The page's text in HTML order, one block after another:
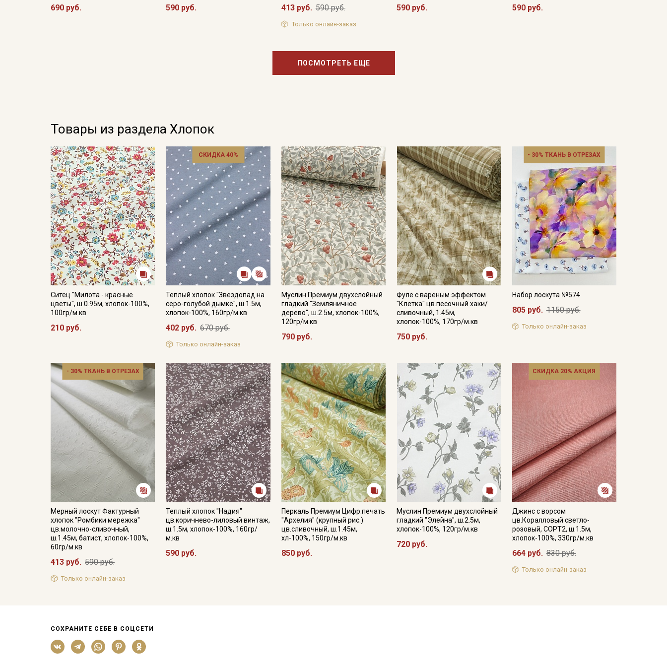
690 руб. 590 руб. 413 руб. 590 руб.
Только онлайн-заказ
590 руб. 590 руб.
ПОСМОТРЕТЬ ЕЩЕ
Товары из раздела Хлопок
Ситец "Милота - красные
цветы", ш.0.95м, хлопок-100%,
100гр/м.кв
210 руб.
СКИДКА 40%
Теплый хлопок "Звездопад на
серо-голубой дымке", ш.1.5м,
хлопок-100%, 160гр/м.кв
402 руб. 670 руб.
Только онлайн-заказ
Муслин Премиум двухслойный
гладкий "Земляничное
дерево", ш.2.5м, хлопок-100%,
120гр/м.кв
790 руб.
Фуле с вареным эффектом
"Клетка" цв.песочный хаки/
сливочный, 1.45м,
хлопок-100%, 170гр/м.кв
750 руб.
- 30% ТКАНЬ В ОТРЕЗАХ
Набор лоскута №574
805 руб. 1150 руб.
Только онлайн-заказ
- 30% ТКАНЬ В ОТРЕЗАХ
Мерный лоскут Фактурный
хлопок "Ромбики мережка"
цв.молочно-сливочный,
ш.1.45м, батист, хлопок-100%,
60гр/м.кв
413 руб. 590 руб.
Только онлайн-заказ
Теплый хлопок "Надия"
цв.коричнево-лиловый винтаж,
ш.1.5м, хлопок-100%, 160гр/
м.кв
590 руб.
Перкаль Премиум Цифр.печать
"Архелия" (крупный рис.)
цв.сливочный, ш.1.45м,
хл-100%, 150гр/м.кв
850 руб.
Муслин Премиум двухслойный
гладкий "Элейна", ш.2.5м,
хлопок-100%, 120гр/м.кв
720 руб.
СКИДКА 20% АКЦИЯ
Джинс с ворсом
цв.Коралловый светло-
розовый, СОРТ2, ш.1.5м,
хлопок-100%, 330гр/м.кв
664 руб. 830 руб.
Только онлайн-заказ
СОХРАНИТЕ СЕБЕ В СОЦСЕТИ